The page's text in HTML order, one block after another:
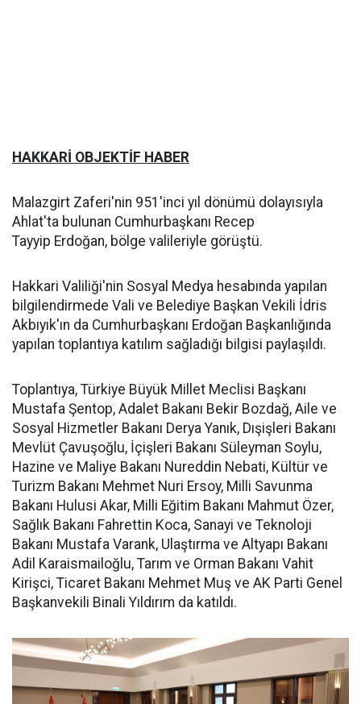
HAKKARİ OBJEKTİF HABER
Malazgirt Zaferi'nin 951'inci yıl dönümü dolayısıyla
Ahlat'ta bulunan Cumhurbaşkanı Recep
Tayyip Erdoğan, bölge valileriyle görüştü.
Hakkari Valiliği'nin Sosyal Medya hesabında yapılan
bilgilendirmede Vali ve Belediye Başkan Vekili İdris
Akbıyık'ın da Cumhurbaşkanı Erdoğan Başkanlığında
yapılan toplantıya katılım sağladığı bilgisi paylaşıldı.
Toplantıya, Türkiye Büyük Millet Meclisi Başkanı
Mustafa Şentop, Adalet Bakanı Bekir Bozdağ, Aile ve
Sosyal Hizmetler Bakanı Derya Yanık, Dışişleri Bakanı
Mevlüt Çavuşoğlu, İçişleri Bakanı Süleyman Soylu,
Hazine ve Maliye Bakanı Nureddin Nebati, Kültür ve
Turizm Bakanı Mehmet Nuri Ersoy, Milli Savunma
Bakanı Hulusi Akar, Milli Eğitim Bakanı Mahmut Özer,
Sağlık Bakanı Fahrettin Koca, Sanayi ve Teknoloji
Bakanı Mustafa Varank, Ulaştırma ve Altyapı Bakanı
Adil Karaismailoğlu, Tarım ve Orman Bakanı Vahit
Kirişci, Ticaret Bakanı Mehmet Muş ve AK Parti Genel
Başkanvekili Binali Yıldırım da katıldı.